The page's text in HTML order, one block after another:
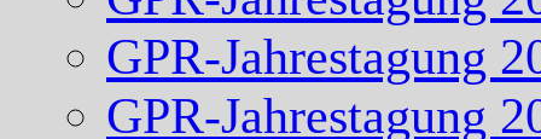
GPR-Jahrestagung
GPR-Jahrestagung